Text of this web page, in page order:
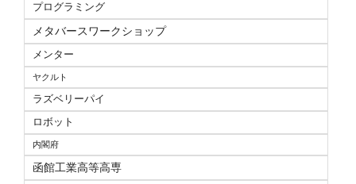
プログラミング
メタバースワークショップ
メンター
ヤクルト
ラズベリーパイ
ロボット
内閣府
函館工業高等高専